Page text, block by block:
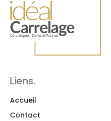
Liens.
Accueil
Contact